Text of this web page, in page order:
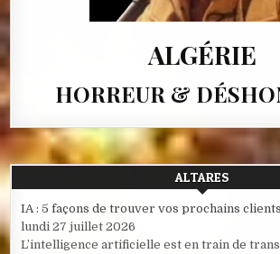
ALGÉRIE
HORREUR &
ALTARES
IA : 5 façons de trouver vos prochains
lundi 27 juillet 2026
L’intelligence artificielle est en train de